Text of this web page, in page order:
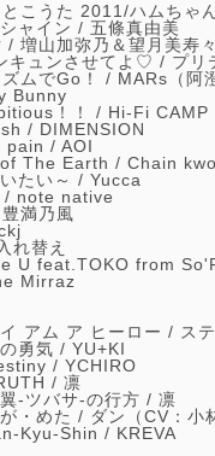
こうた 2011/ハムちゃ
ャイン / 五條真由美
/ 増山加弥乃＆望月美寿々
キュンさせてよ♡ / プリ
ムでGo！ / MARs（阿
Bunny
！！ / Hi-Fi CAMP
/ DIMENSION
pain / AOI
The Earth / Chain
たい～ / Yucca
/ note native
豊満乃風
れ替え
U feat.TOKO from
Mirraz
アム ア ヒーロー / ス
勇気 / YU+KI
/ YCHIRO
/ 凛
-ツバサ-の行方 / 凛
・めた / ダン（CV：小
Kyu-Shin / KREVA